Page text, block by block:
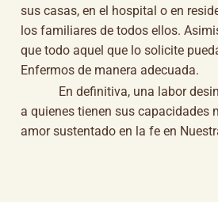
sus casas, en el hospital o en
los familiares de todos ellos.
que todo aquel que lo solicite
Enfermos de manera adecuada.
En definitiva, una labor
a quienes tienen sus capacidades
amor sustentado en la fe en